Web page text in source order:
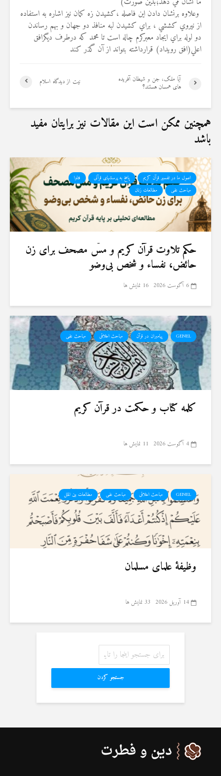
وعلاوه برنشان دادن اين فاصله ،كشيدن زه كمان نيز اشاره به استفاده
از نيروي كششي ، براي كشيدن لبه منافذ دو جهان و بهم رساندن
دو لوله براي ايجاد معبركرم چاله است تا محمد كه درطرف ديگرافق
اعلي(افق رويداد) قرارداشته بتواند از آن گذر كند
نیت از دیدگاه اسلام آیا ملک، جن و شیطان آفریده
های همسان هستند؟
همچنین ممکن است این مقالات نیز برایتان مفید
باشد
اصول ما در تفسیر قرآن کریم پاسخ به پرسشهای قرآنی
فتاوا
مباحث علمی
مطالعات زنان
حكم تلاوت قرآن كريم و مسّ مصحف برای زن
حائض، نفساء و شخص بی‌وضو
6 آگوست 2026 16 نمایش ها
GENEL پیامبران در قرآن مباحث اخلاقی مباحث علمی
کلمه کتاب و حکمت در قرآن کریم
4 آگوست 2026 11 نمایش ها
GENEL مباحث اخلاقی مباحث علمی مطالعات بین الملل
وظیفهٔ علمای مسلمان
14 آوریل 2026 33 نمایش ها
جستجو کردن